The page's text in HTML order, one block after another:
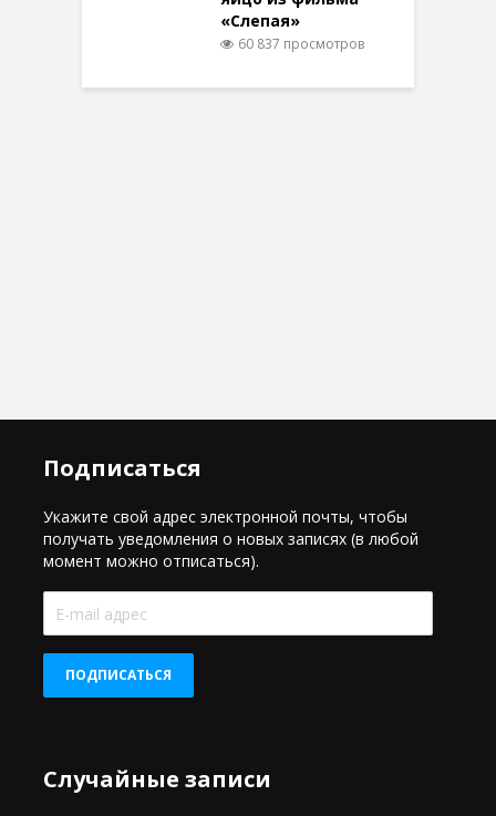
«Слепая»
60 837 просмотров
Подписаться
Укажите свой адрес электронной почты, чтобы
получать уведомления о новых записях (в любой
момент можно отписаться).
mail
ПОДПИСАТЬСЯ
Случайные записи